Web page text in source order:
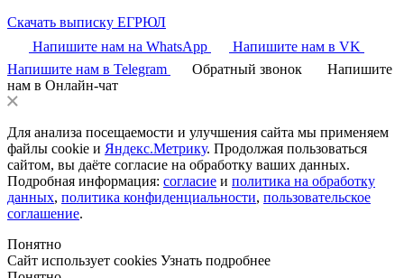
Скачать выписку ЕГРЮЛ
Напишите нам на WhatsApp
Напишите нам в VK
Напишите нам в Telegram
Обратный звонок
Напишите
нам в Онлайн-чат
Для анализа посещаемости и улучшения сайта мы применяем
файлы cookie и Яндекс.Метрику. Продолжая пользоваться
сайтом, вы даёте согласие на обработку ваших данных.
Подробная информация: согласие и политика на обработку
данных, политика конфиденциальности, пользовательское
соглашение.
Понятно
Сайт использует cookies Узнать подробнее